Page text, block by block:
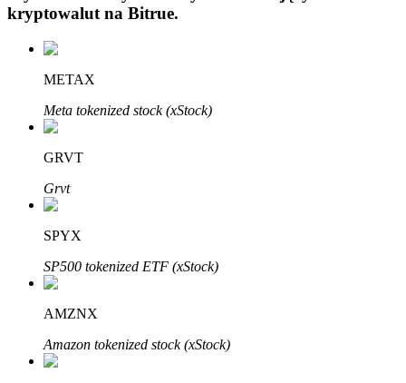
Automatyczna inwestycja
Zdobądź długoterminowy zysk i elastyczne zainteresowania
Naucz się stakingu
kryptowalut na Bitrue.
METAX
Meta tokenized stock (xStock)
GRVT
Grvt
SPYX
SP500 tokenized ETF (xStock)
AMZNX
Amazon tokenized stock (xStock)